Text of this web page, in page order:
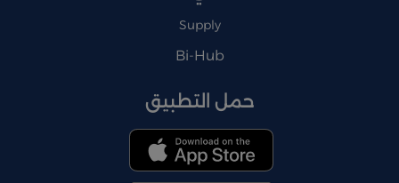
Supply
Bi-Hub
حمل التطبيق